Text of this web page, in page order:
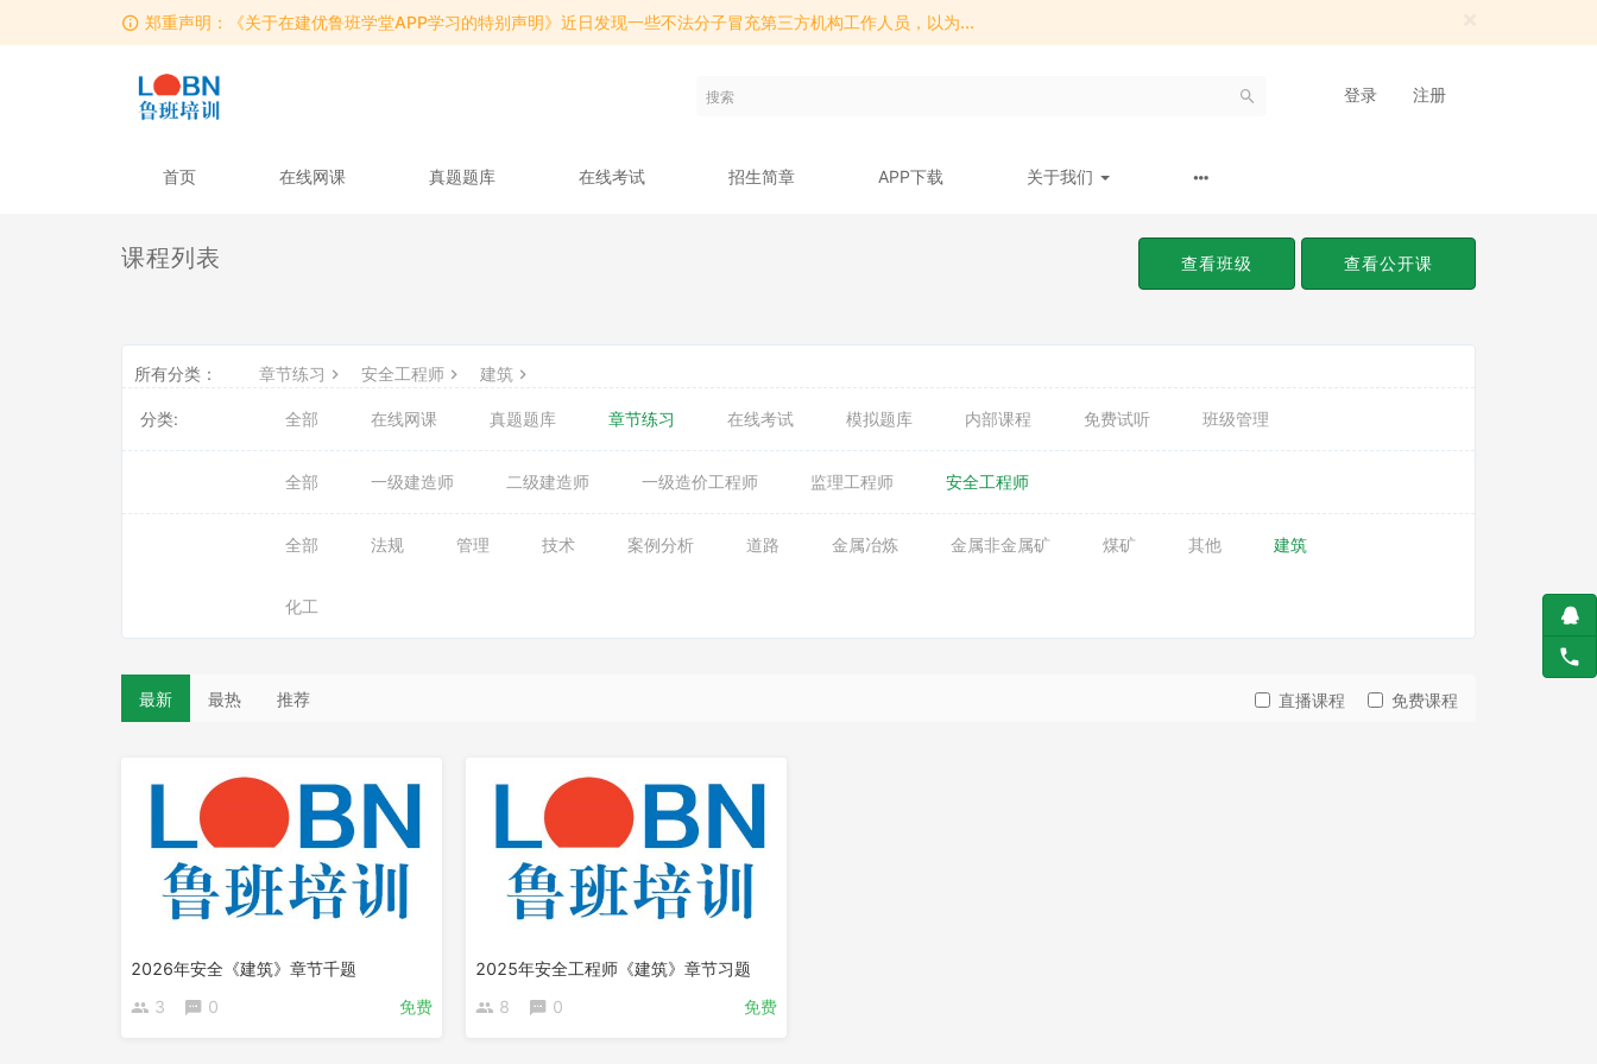
郑重声明：《关于在建优鲁班学堂APP学习的特别声明》近日发现一些不法分子冒充第三方机构工作人员，以为...
郑重声明：《关于在建优鲁班学堂APP学习的特别声明》近日发现一些不法分子冒充第三方机构工作人员，以为...
登录 注册
首页 在线网课 真题题库 在线考试 招生简章 APP下载 关于我们
课程列表 查看班级 查看公开课
所有分类： 章节练习 安全工程师 建筑
分类: 全部 在线网课 真题题库 章节练习 在线考试 模拟题库 内部课程 免费试听 班级管理
全部 一级建造师 二级建造师 一级造价工程师 监理工程师 安全工程师
全部 法规 管理 技术 案例分析 道路 金属冶炼 金属非金属矿 煤矿 其他 建筑
化工
最新 最热 推荐 直播课程 免费课程
2026年安全《建筑》章节千题
3
0 免费
2025年安全工程师《建筑》章节习题
8
0 免费